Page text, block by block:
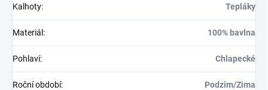
Kalhoty: Tepláky
Materiál : 100% bavlna
Pohlaví: Chlapecké
Roční období: Podzim/Zima